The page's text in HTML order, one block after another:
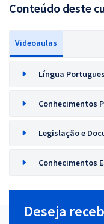
Conteúdo deste
Videoaulas
Língua
Conhecimentos
Legislação e
Conhecimentos
Deseja